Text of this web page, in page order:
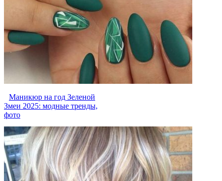
Маникюр на год Зеленой
Змеи 2025: модные тренды,
фото